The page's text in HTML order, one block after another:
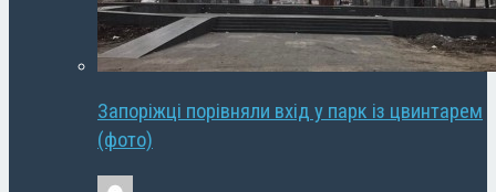
Запоріжці порівняли вхід у парк із цвинтарем
(фото)